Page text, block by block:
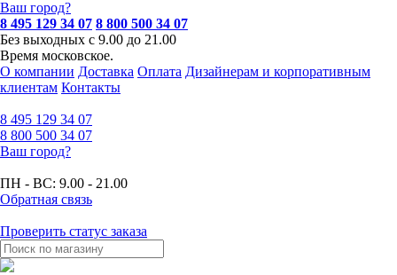
Ваш город?
8 495 129 34 07 8 800 500 34 07
Без выходных с 9.00 до 21.00
Время московское.
О компании Доставка Оплата Дизайнерам и корпоративным
клиентам Контакты
8 495 129 34 07
8 800 500 34 07
Ваш город?
ПН - ВС: 9.00 - 21.00
Обратная связь
Проверить статус заказа